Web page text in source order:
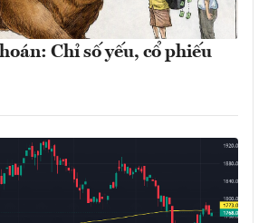
Chỉ số yếu, cổ phiếu